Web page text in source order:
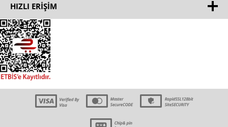
HIZLI ERIŞIM